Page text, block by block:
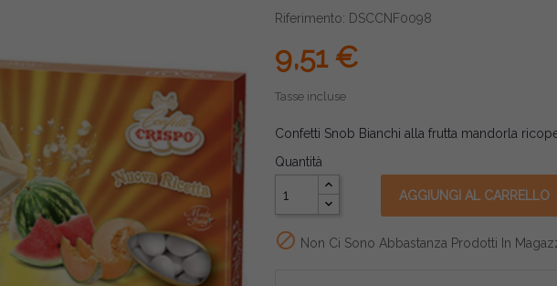
Riferimento: DSCCNF0098
9,51 €
Tasse incluse
Confetti Snob Bianchi alla frutta mandorla
Quantità
AGGIUNGI AL CARRELLO
 Non Ci Sono Abbastanza Prodotti In